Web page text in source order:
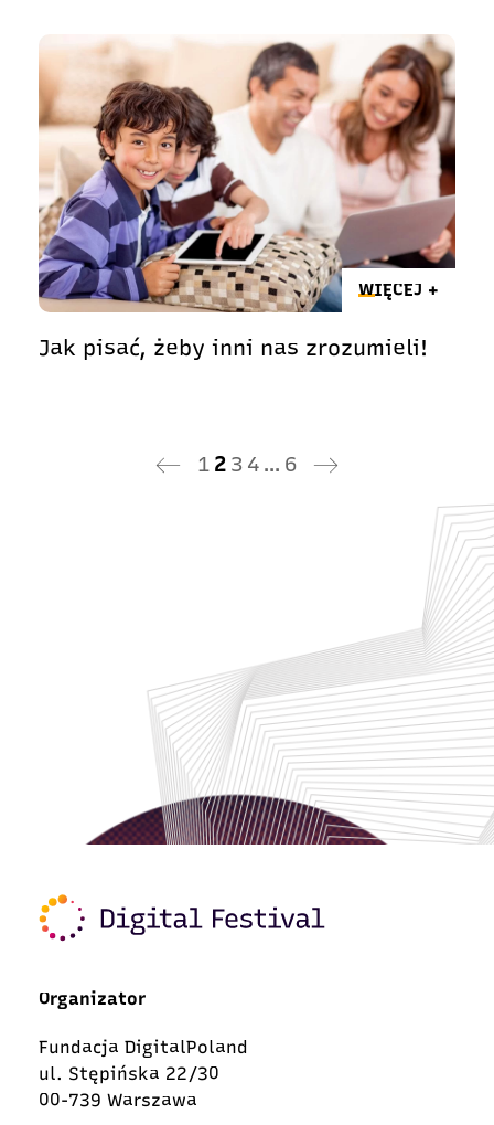
WIĘCEJ +
Jak pisać, żeby inni nas zrozumieli!
1 2 3 4 … 6
Organizator
Fundacja DigitalPoland
ul. Stępińska 22/30
00-739 Warszawa